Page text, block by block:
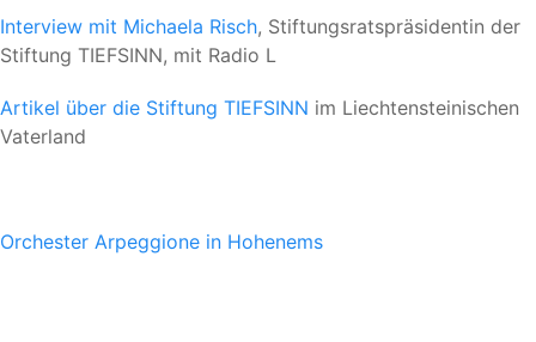
Interview mit Michaela Risch, Stiftungsratspräsidentin der
Stiftung TIEFSINN, mit Radio L
Artikel über die Stiftung TIEFSINN im Liechtensteinischen
Vaterland
Orchester Arpeggione in Hohenems